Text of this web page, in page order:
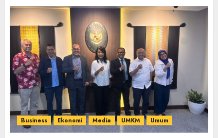
Business Ekonomi Media UMKM Umum